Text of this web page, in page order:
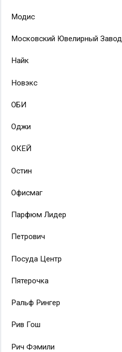
Модис
Московский Ювелирный Завод
Найк
Новэкс
ОБИ
Оджи
ОКЕЙ
Остин
Офисмаг
Парфюм Лидер
Петрович
Посуда Центр
Пятерочка
Ральф Рингер
Рив Гош
Рич Фэмили